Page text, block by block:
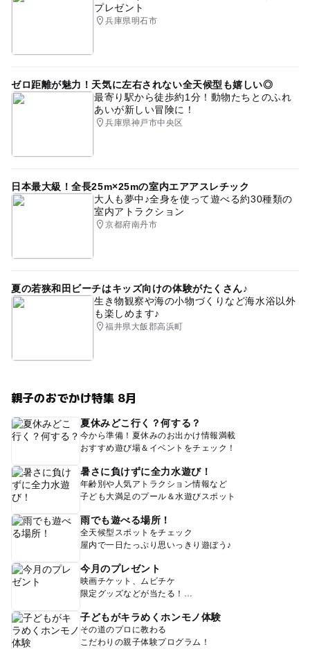
プレゼント
兵庫県明石市
ゼロ距離が魅力！天気に左右されない全天候型も嬉しい◎
最寄り駅から徒歩約1分！動物たちとのふれ
あいが新しい冒険に！
兵庫県神戸市中央区
日本最大級！全長25m×25mの室内エアアスレチック
大人も夢中♪全身を使って遊べる約30種類の
室内アトラクション
京都府南丹市
夏の若狭和田ビーチはキッズ向けの体験がたくさん♪
生き物観察や海の小物づくりなど海水浴以外
も楽しめます♪
福井県大飯郡高浜町
親子のおでかけ特集 8月
夏休みどこ行く？何する？
今から準備！夏休みのお出かけ情報満載
おすすめ遊び場＆イベントをチェック！
暑さに負けずに全力水遊び！
年齢別や人気アトラクション情報など
子ども大満足のプール＆水遊びスポット
雨でも遊べる場所！
全天候型スポットをチェック
屋内で一日たっぷり思いっきり遊ぼう♪
今月のプレゼント
映画チケット、ムビチケ
限定グッズなどが当たる！
子どもがキラめくホンモノ体験
その道のプロに教わる
こだわりの親子体験プログラム！